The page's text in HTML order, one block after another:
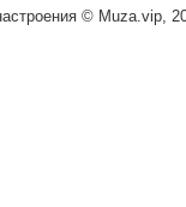
© Muza.vip,